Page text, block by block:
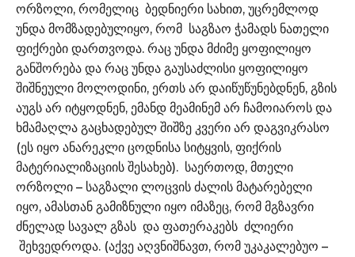
ორზოლი, რომელიც ბედნიერი სახით, უცრემლოდ
უნდა მომზადებულიყო, რომ საგზაო ჭამადს ნათელი
ფიქრები დართვოდა. რაც უნდა მძიმე ყოფილიყო
განშორება და რაც უნდა გაუსაძლისი ყოფილიყო
შიშნეული მოლოდინი, ერთს არ დაიწუწუნებდნენ, გზის
აუგს არ იტყოდნენ, ემანდ მეამინემ არ ჩამოიაროს და
ხმამაღლა გაცხადებულ შიშზე კვერი არ დაგვიკრასო
(ეს იყო ანარეკლი ცოდნისა სიტყვის, ფიქრის
მატერიალიზაციის შესახებ). საერთოდ, მთელი
ორზოლი – საგზალი ლოცვის ძალის მატარებელი
იყო, ამასთან გამიზნული იყო იმაზეც, რომ მგზავრი
ძნელად სავალ გზას და ფათერაკებს ძლიერი
შეხვედროდა. (აქვე აღვნიშნავთ, რომ უკაკალებუო –